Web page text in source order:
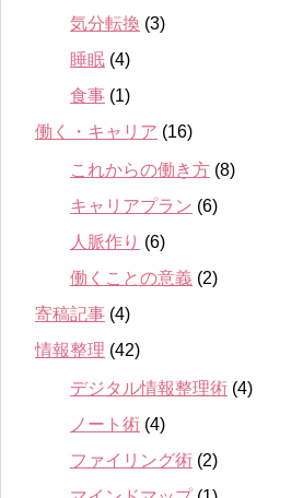
気分転換 (3)
睡眠 (4)
食事 (1)
働く・キャリア (16)
これからの働き方 (8)
キャリアプラン (6)
人脈作り (6)
働くことの意義 (2)
寄稿記事 (4)
情報整理 (42)
デジタル情報整理術 (4)
ノート術 (4)
ファイリング術 (2)